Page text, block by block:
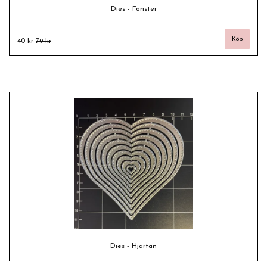
Dies - Fönster
40 kr 79 kr
Dies - Hjärtan